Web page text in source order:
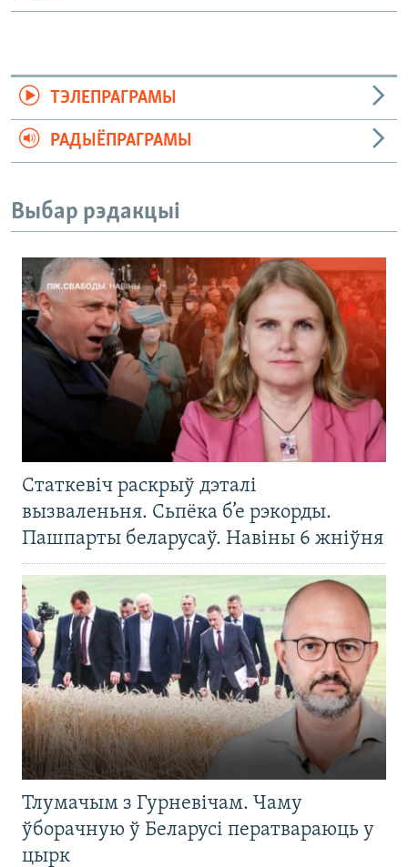
ТЭЛЕПРАГРАМЫ
РАДЫЁПРАГРАМЫ
Выбар рэдакцыі
Статкевіч раскрыў дэталі
вызваленьня. Сьпёка б’е рэкорды.
Пашпарты беларусаў. Навіны 6 жніўня
Тлумачым з Гурневічам. Чаму
ўборачную ў Беларусі ператвараюць у
цырк